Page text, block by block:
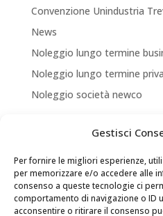
Gestisci
Per fornire le migliori esperienze,
per memorizzare e/o accedere alle
consenso a queste tecnologie ci
comportamento di navigazione o ID
acconsentire o ritirare il consenso
Convenzione Unindustria
News
Noleggio lungo termine
Noleggio lungo termine
Noleggio società newco
Articoli recenti
ASSICURA LA TUA
NEW LOCATION + NEW